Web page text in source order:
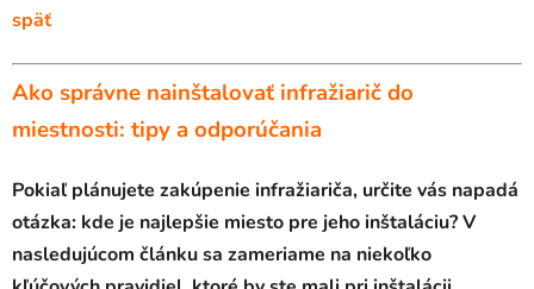
späť
Ako správne nainštalovať infražiarič do
miestnosti: tipy a odporúčania
Pokiaľ plánujete zakúpenie infražiariča, určite vás napadá
otázka: kde je najlepšie miesto pre jeho inštaláciu? V
nasledujúcom článku sa zameriame na niekoľko